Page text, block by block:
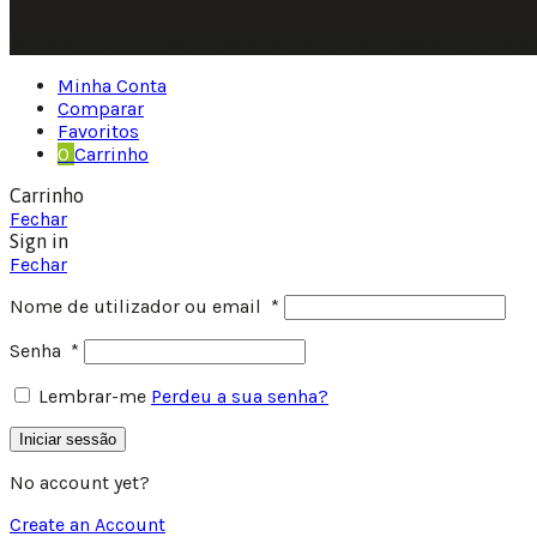
Minha Conta
Comparar
Favoritos
0 Carrinho
Carrinho
Fechar
Sign in
Fechar
Nome de utilizador ou email *
Senha *
Lembrar-me Perdeu a sua senha?
Iniciar sessão
No account yet?
Create an Account